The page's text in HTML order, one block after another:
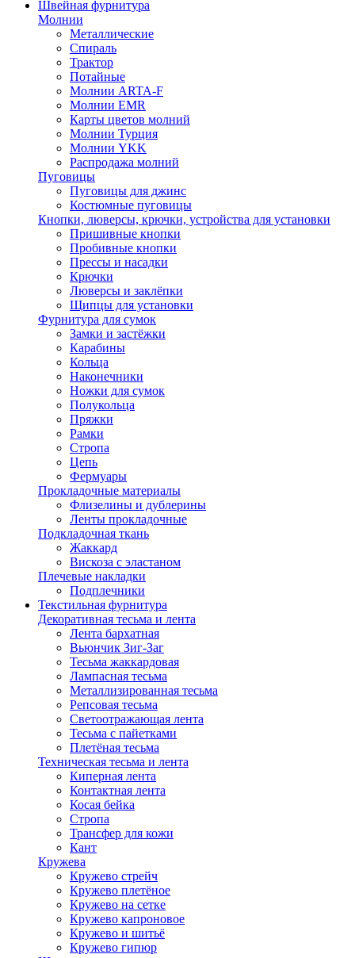
Швейная фурнитура
Молнии
Металлические
Спираль
Трактор
Потайные
Молнии ARTA-F
Молнии EMR
Карты цветов молний
Молнии Турция
Молнии YKK
Распродажа молний
Пуговицы
Пуговицы для джинс
Костюмные пуговицы
Кнопки, люверсы, крючки, устройства для установки
Пришивные кнопки
Пробивные кнопки
Прессы и насадки
Крючки
Люверсы и заклёпки
Щипцы для установки
Фурнитура для сумок
Замки и застёжки
Карабины
Кольца
Наконечники
Ножки для сумок
Полукольца
Пряжки
Рамки
Стропа
Цепь
Фермуары
Прокладочные материалы
Флизелины и дублерины
Ленты прокладочные
Подкладочная ткань
Жаккард
Вискоза с эластаном
Плечевые накладки
Подплечники
Текстильная фурнитура
Декоративная тесьма и лента
Лента бархатная
Вьюнчик Зиг-Заг
Тесьма жаккардовая
Лампасная тесьма
Металлизированная тесьма
Репсовая тесьма
Светоотражающая лента
Тесьма с пайетками
Плетёная тесьма
Техническая тесьма и лента
Киперная лента
Контактная лента
Косая бейка
Стропа
Трансфер для кожи
Кант
Кружева
Кружево стрейч
Кружево плетёное
Кружево на сетке
Кружево капроновое
Кружево и шитьё
Кружево гипюр